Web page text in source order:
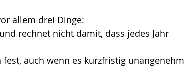
allem drei Dinge:
rechnet nicht damit, dass jedes Jahr
auch wenn es kurzfristig unangenehm